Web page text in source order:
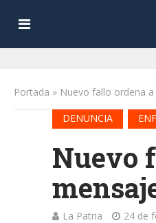
Portada » Nuevo fallo ordena
DENUNCIA
Nuevo
La Patria 24 de